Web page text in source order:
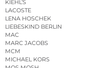
KIEHL’S
LACOSTE
LENA HOSCHEK
LIEBESKIND BERLIN
MAC
MARC JACOBS
MCM
MICHAEL KORS